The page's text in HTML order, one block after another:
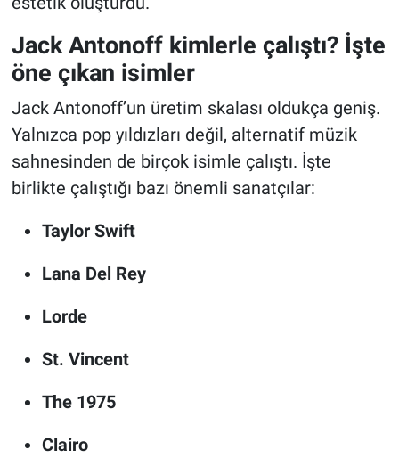
Jack Antonoff kimlerle çalıştı? İşte
öne çıkan isimler
Jack Antonoff’un üretim skalası oldukça geniş.
Yalnızca pop yıldızları değil, alternatif müzik
sahnesinden de birçok isimle çalıştı. İşte
birlikte çalıştığı bazı önemli sanatçılar:
Taylor Swift
Lana Del Rey
Lorde
St. Vincent
The 1975
Clairo